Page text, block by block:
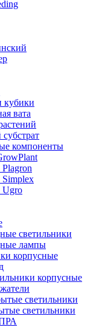
кубики
вата
компоненты
Ugro
светильники
лампы
корпусные
корпусные
светильники
светильники